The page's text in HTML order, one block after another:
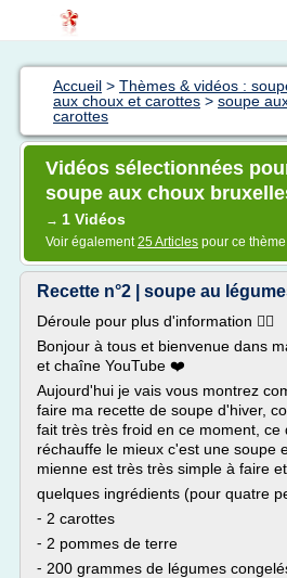
Accueil > Thèmes & vidéos :
aux choux et carottes > soupe
carottes
Vidéos sélectionnées
soupe aux choux
→ 1 Vidéos
Voir également25 Articles pour ce thème
Recette n°2 | soupe au
Déroule pour plus d'information 👉🏻
Bonjour à tous et bienvenue dans
et chaîne YouTube ❤️
Aujourd'hui je vais vous montrez
faire ma recette de soupe d'hiver,
fait très très froid en ce moment, ce
réchauffe le mieux c'est une soupe
mienne est très très simple à faire
quelques ingrédients (pour quatre
⁃ 2 carottes
⁃ 2 pommes de terre
⁃ 200 grammes de légumes